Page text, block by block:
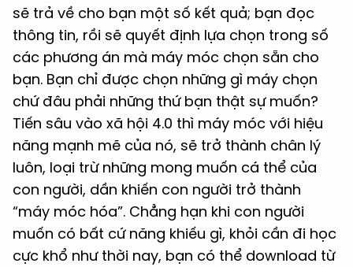
sẽ trả về cho bạn một số kết quả; bạn đọc
thông tin, rồi sẽ quyết định lựa chọn trong số
các phương án mà máy móc chọn sẵn cho
bạn. Bạn chỉ được chọn những gì máy chọn
chứ đâu phải những thứ bạn thật sự muốn?
Tiến sâu vào xã hội 4.0 thì máy móc với hiệu
năng mạnh mẽ của nó, sẽ trở thành chân lý
luôn, loại trừ những mong muốn cá thể của
con người, dần khiến con người trở thành
“máy móc hóa”. Chẳng hạn khi con người
muốn có bất cứ năng khiếu gì, khỏi cần đi học
cực khổ như thời nay, bạn có thể download từ